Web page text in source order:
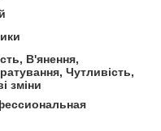
В'янення,
Чутливість,
зміни